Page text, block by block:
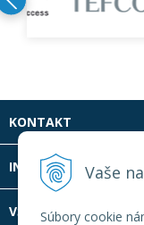
Vaše
Súbory cookie
KONTAKT
INFOLINKA
VŠETKO O NÁKUPE